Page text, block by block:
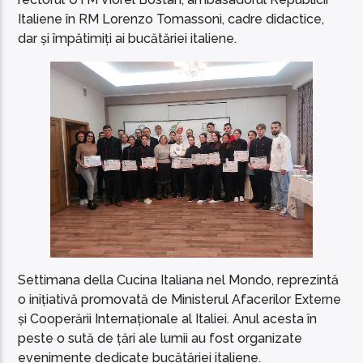
Italiene în RM Lorenzo Tomassoni, cadre didactice,
dar și împătimiți ai bucătăriei italiene.
Settimana della Cucina Italiana nel Mondo, reprezintă
o inițiativă promovată de Ministerul Afacerilor Externe
și Cooperării Internaționale al Italiei. Anul acesta în
peste o sută de țări ale lumii au fost organizate
evenimente dedicate bucătăriei italiene.